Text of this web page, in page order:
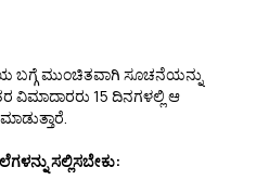
ಬಗ್ಗೆ ಮುಂಚಿತವಾಗಿ ಸೂಚನೆಯನ್ನು
ವಿಮಾದಾರರು 15 ದಿನಗಳಲ್ಲಿ ಆ
ಸಲ್ಲಿಸಬೇಕು: